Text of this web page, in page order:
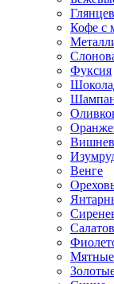
Кофе с
Фуксия
Венге
Мятные